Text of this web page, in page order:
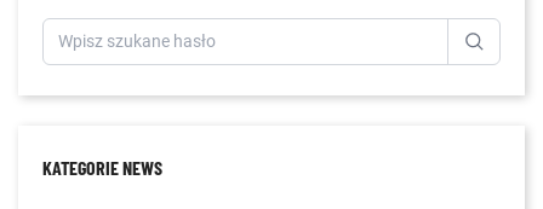
KATEGORIE NEWS